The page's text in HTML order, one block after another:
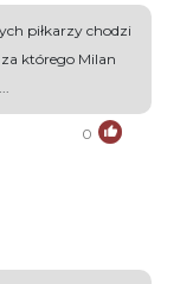
piłkarzy chodzi
którego Milan
0